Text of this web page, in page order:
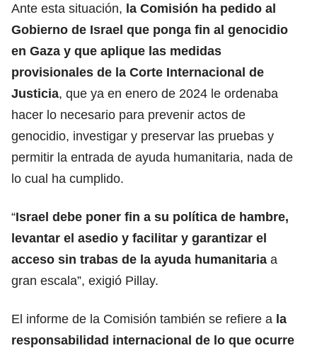
Ante esta situación, la Comisión ha pedido al
Gobierno de Israel que ponga fin al genocidio
en Gaza y que aplique las medidas
provisionales de la Corte Internacional de
Justicia, que ya en enero de 2024 le ordenaba
hacer lo necesario para prevenir actos de
genocidio, investigar y preservar las pruebas y
permitir la entrada de ayuda humanitaria, nada de
lo cual ha cumplido.
“Israel debe poner fin a su política de hambre,
levantar el asedio y facilitar y garantizar el
acceso sin trabas de la ayuda humanitaria a
gran escala”, exigió Pillay.
El informe de la Comisión también se refiere a la
responsabilidad internacional de lo que ocurre